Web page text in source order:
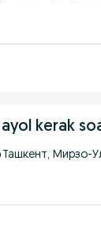
kerak
Ташкент, Мирзо-